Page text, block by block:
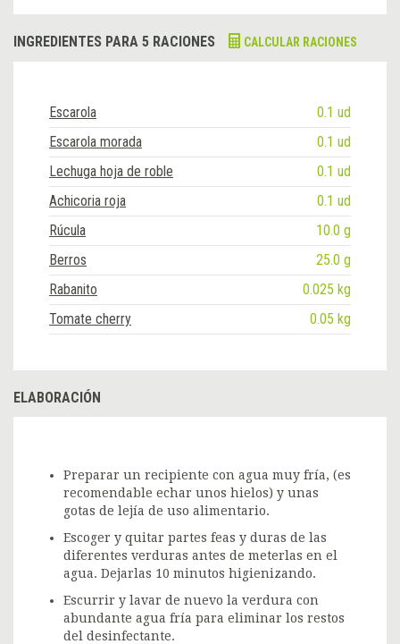
INGREDIENTES PARA 5 RACIONES CALCULAR RACIONES
Escarola
0.1 ud
Escarola morada
0.1 ud
Lechuga hoja de roble
0.1 ud
Achicoria roja
0.1 ud
Rúcula
10.0 g
Berros
25.0 g
Rabanito
0.025 kg
Tomate cherry
0.05 kg
ELABORACIÓN
Preparar un recipiente con agua muy fría, (es
recomendable echar unos hielos) y unas
gotas de lejía de uso alimentario.
Escoger y quitar partes feas y duras de las
diferentes verduras antes de meterlas en el
agua. Dejarlas 10 minutos higienizando.
Escurrir y lavar de nuevo la verdura con
abundante agua fría para eliminar los restos
del desinfectante.